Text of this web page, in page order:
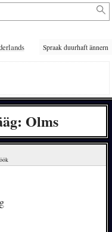
Spraak duurhaft ännern
Olms